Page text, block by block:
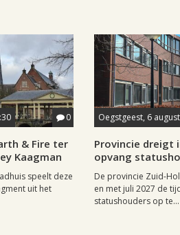
0
& Fire ter
Kaagman
speelt deze
uit het
Oegstgeest, 6
Provincie dreigt
opvang
De provincie Zuid-
en met juli 2027 de
statushouders op te...